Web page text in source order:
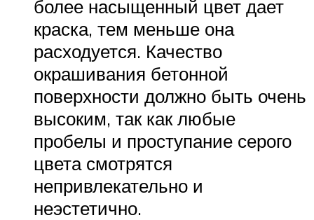
более насыщенный цвет дает
краска, тем меньше она
расходуется. Качество
окрашивания бетонной
поверхности должно быть очень
высоким, так как любые
пробелы и проступание серого
цвета смотрятся
непривлекательно и
неэстетично.